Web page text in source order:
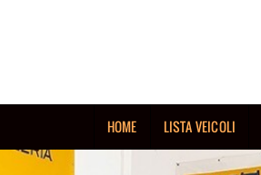
HOME LISTA VEICOLI